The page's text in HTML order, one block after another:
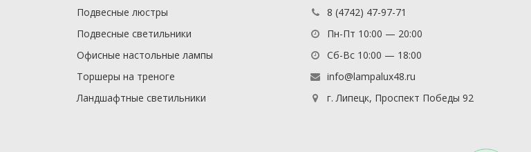
Подвесные люстры
Подвесные светильники
Офисные настольные лампы
Торшеры на треноге
Ландшафтные светильники
8 (4742) 47-97-71
Пн-Пт 10:00 — 20:00
Сб-Вс 10:00 — 18:00
info@lampalux48.ru
г. Липецк, Проспект Победы 92